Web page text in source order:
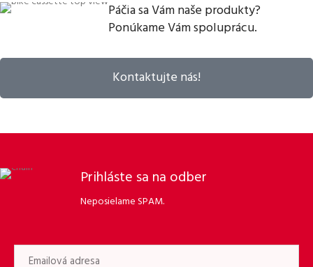
Páčia sa Vám naše produkty?
Ponúkame Vám spoluprácu.
Kontaktujte nás!
Prihláste sa na odber
Neposielame SPAM.